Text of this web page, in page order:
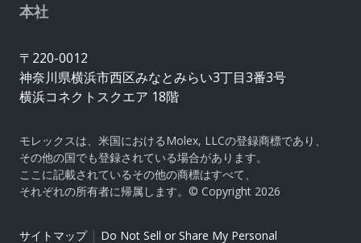
本社
〒220-0012
神奈川県横浜市西区みなとみらい3丁目3番3号
横浜コネクトスクエア 18階
モレックスは、米国におけるMolex, LLCの登録商標であり、
その他の国でも登録されている場合があります。
ここに記載されているその他の商標はすべて、
それぞれの所有者に帰属します。© Copyright 2026
サイトマップ| Do Not Sell or Share My Personal